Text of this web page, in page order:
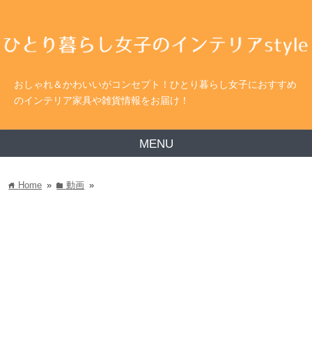
おしゃれ＆かわいいがコンセプト！ひとり暮らし女子におすすめ
のインテリア家具や雑貨情報をお届け！
MENU
home Home » folder動画 »